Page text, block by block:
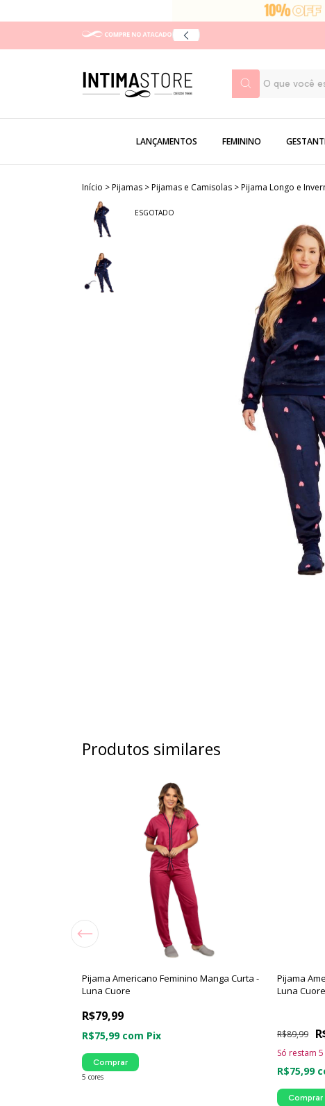
LANÇAMENTOS FEMININO
Início >Pijamas >Pijamas e Camisolas >Pijama Longo e
ESGOTADO
Produtos similares
Pijama Americano Feminino Manga Curta -
Luna Cuore
R$79,99
R$75,99 com Pix
5 cores
Comprar
Pijama
Luna Cuore
R$89,99
R$75,99
Só restam 5
Comprar